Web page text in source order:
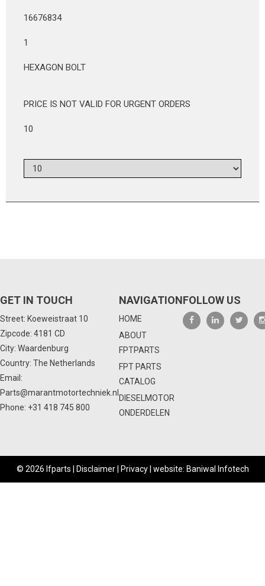
16676834
1
HEXAGON BOLT
PRICE IS NOT VALID FOR URGENT ORDERS
10
GET IN TOUCH
Street: Koeweistraat 10
Zipcode: 4181 CD
City: Waardenburg
Country: The Netherlands
Email:
Parts@marantmotortechniek.nl
Phone: +31 418 745 800
NAVIGATION
HOME
ABOUT
FPTPARTS
FPT PARTS
CATALOG
DIESELMOTOR
ONDERDELEN
FOLLOW US
© 2026 Ifparts | Disclaimer| Privacy| website: Baniwal Infotech